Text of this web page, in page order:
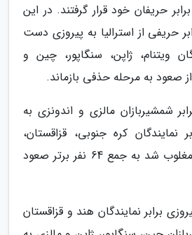
حریفان خود قرار گرفتند. در این
حریفی از استرالیا به پیروزی دست
ویتنام، ژاپن، سنگاپور، چین و
صعود به مرحله حذفی بازماند.
شمشیربازان مالزی و اندونزی به
نمایندگان کره جنوبی، قزاقستان،
استرالیا و هنگ کنگ مغلوب شد به جمع 64 نفر برتر صعود
برابر نمایندگان هند و قزاقستان